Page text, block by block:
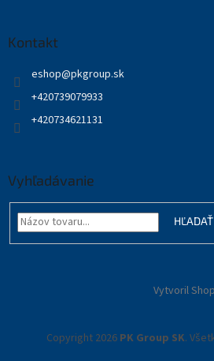
Kontakt
eshop@pkgroup.sk
+420739079933
+420734621131
Vyhľadávanie
HĽADAŤ
Vytvoril
Copyright 2026 PK Group SK.